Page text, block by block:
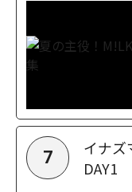
7
イナズ
DAY1